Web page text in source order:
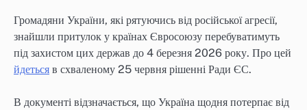
Громадяни України, які рятуючись від російської агресії,
знайшли притулок у країнах Євросоюзу перебуватимуть
під захистом цих держав до 4 березня 2026 року. Про цей
йдеться в схваленому 25 червня рішенні Ради ЄС.
В документі відзначається, що Україна щодня потерпає від